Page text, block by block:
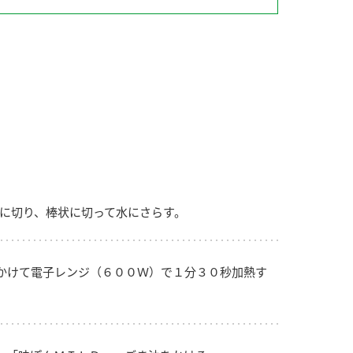
切り、棒状に切って水にさらす。
けて電子レンジ（６００Ｗ）で１分３０秒加熱す